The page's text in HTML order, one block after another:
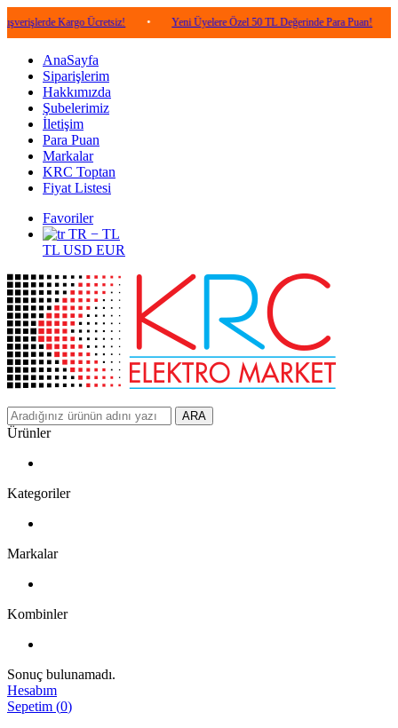
Kargo Ücretsiz! • Yeni Üyelere Özel 50 TL Değerinde Para Puan! •
AnaSayfa
Siparişlerim
Hakkımızda
Şubelerimiz
İletişim
Para Puan
Markalar
KRC Toptan
Fiyat Listesi
Favoriler
TR − TL
TL USD EUR
ARA
Ürünler
Kategoriler
Markalar
Kombinler
Sonuç bulunamadı.
Hesabım
Sepetim (0)